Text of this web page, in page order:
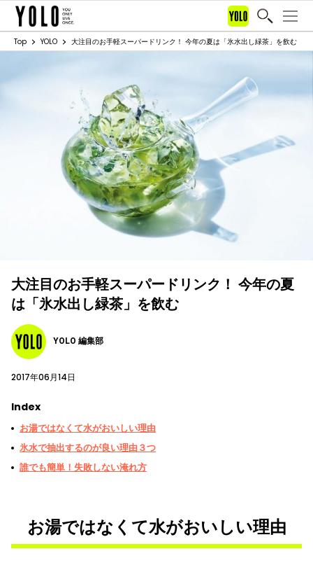
Top YOLO 大注目のお手軽スーパードリンク！ 今年の夏は「氷水出し緑茶」を飲む
大注目のお手軽スーパードリンク！ 今年の夏
は「氷水出し緑茶」を飲む
YOLO 編集部
2017年06月14日
Index
お湯ではなくて水がおいしい理由
氷水で抽出するのが良い理由３つ
誰でも簡単！失敗しない淹れ方
お湯ではなくて水がおいしい理由